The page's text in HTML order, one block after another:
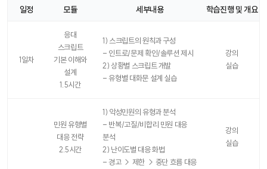
일정 모듈 세부내용 학습진행 및 개요
1일차
응대
스크립트
기본 이해와
설계
1.5시간
1) 스크립트의 원칙과 구성
- 인트로/문제 확인/솔루션 제시
2) 상황별 스크립트 개발
- 유형별 대화문 설계 실습
강의
실습
민원 유형별
대응 전략
2.5시간
1) 악성민원의 유형과 분석
- 반복/고질/비합리 민원 대응
분석
2) 난이도별 대응 화법
- 경고 → 제한 → 중단 흐름 대응
강의
실습